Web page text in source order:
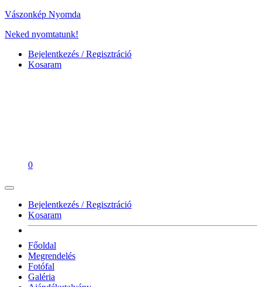
Vászonkép Nyomda
Neked nyomtatunk!
Bejelentkezés / Regisztráció
Kosaram
0
Bejelentkezés / Regisztráció
Kosaram
Főoldal
Megrendelés
Fotófal
Galéria